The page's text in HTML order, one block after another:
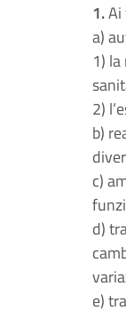
1.Ai
a)
1)
2)
b)
c)
d)
e)